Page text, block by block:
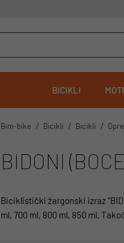
BICIKLI
Bim-bike Bicikli Bicikli
BIDONI
Biciklistički žargonski izraz
ml, 700 ml, 800 ml, 850 ml.